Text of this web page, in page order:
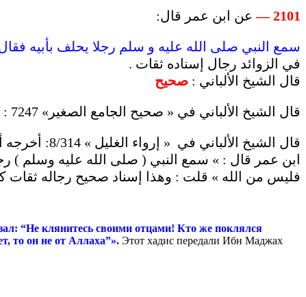
2101 — عن ابن عمر قال:
سمع النبي صلى الله عليه و سلم رجلا يحلف بأبيه
في الزوائد رجال إسناده ثقات .
قال الشيخ الألباني : صحيح
قال الشيخ الألباني في « صحيح الجامع الصغير» 7247 :
ابن عمر قال : » سمع النبي ( صلى الله عليه وسلم )
فليس من الله » قلت : وهذا إسناد صحيح رجاله ثقات كما
“Не клянитесь своими отцами! Кто же поклялся
то он не от Аллаха”». Этот хадис передали Ибн Маджах